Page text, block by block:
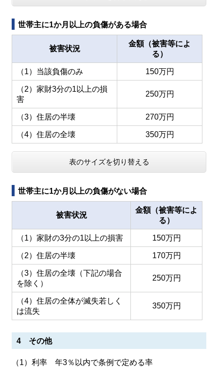
世帯主に1か月以上の負傷がある場合
被害状況
金額（被害等によ
る）
（1）当該負傷のみ 150万円
（2）家財3分の1以上の損
害
250万円
（3）住居の半壊 270万円
（4）住居の全壊 350万円
表のサイズを切り替える
世帯主に1か月以上の負傷がない場合
被害状況
金額（被害等によ
る）
（1）家財の3分の1以上の損害 150万円
（2）住居の半壊 170万円
（3）住居の全壊（下記の場合
を除く）
250万円
（4）住居の全体が滅失若しく
は流失
350万円
4 その他
（1）利率 年3％以内で条例で定める率